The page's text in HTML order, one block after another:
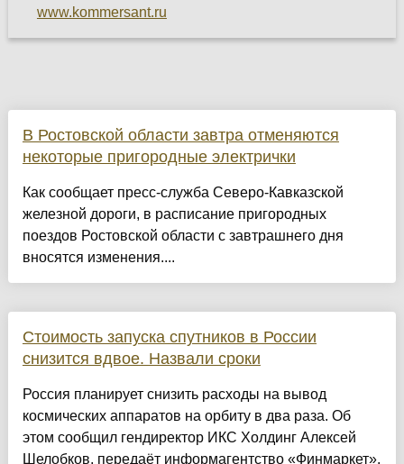
www.kommersant.ru
В Ростовской области завтра отменяются
некоторые пригородные электрички
Как сообщает пресс-служба Северо-Кавказской
железной дороги, в расписание пригородных
поездов Ростовской области с завтрашнего дня
вносятся изменения....
Стоимость запуска спутников в России
снизится вдвое. Назвали сроки
Россия планирует снизить расходы на вывод
космических аппаратов на орбиту в два раза. Об
этом сообщил гендиректор ИКС Холдинг Алексей
Шелобков, передаёт информагентство «Финмаркет».